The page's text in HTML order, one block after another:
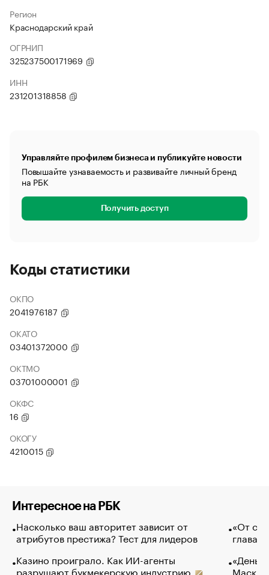
Регион
Краснодарский край
ОГРНИП
325237500171969
ИНН
231201318858
Управляйте профилем бизнеса и публикуйте новости
Повышайте узнаваемость и развивайте личный бренд
на РБК
Получить доступ
Коды статистики
ОКПО
2041976187
ОКАТО
03401372000
ОКТМО
03701000001
ОКФС
16
ОКОГУ
4210015
Интересное на РБК
Насколько ваш авторитет зависит от
атрибутов престижа? Тест для лидеров
Казино проиграло. Как ИИ-агенты
разрушают букмекерскую индустрию
«От
глава
Маск в